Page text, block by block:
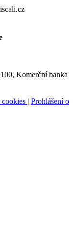
Komerční banka
cookies | Prohlášení o